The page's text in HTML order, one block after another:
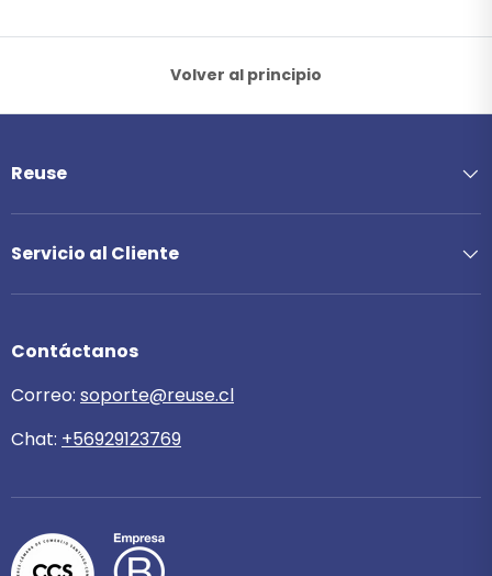
Volver al principio
Reuse
Servicio al Cliente
Contáctanos
Correo: soporte@reuse.cl
Chat: +56929123769